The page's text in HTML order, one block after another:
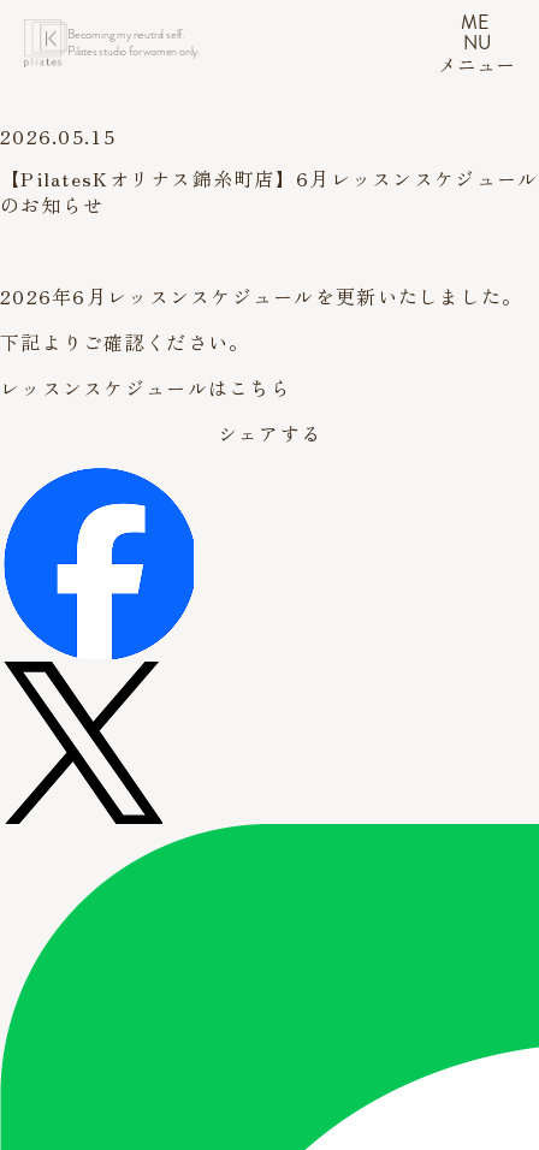
Becoming my neutral self.
Pilates studio for women only.
ME
NU
メニュー
2026.05.15
【PilatesKオリナス錦糸町店】6月レッスンスケジュール
のお知らせ
2026年6月レッスンスケジュールを更新いたしました。
下記よりご確認ください。
レッスンスケジュールはこちら
シェアする